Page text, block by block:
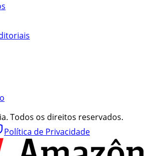
Todos os direitos reservados.
Política de Privacidade